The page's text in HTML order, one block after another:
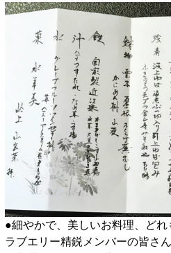
●細やかで、美しいお料理、ど
ラブエリー精鋭メンバーの皆さ